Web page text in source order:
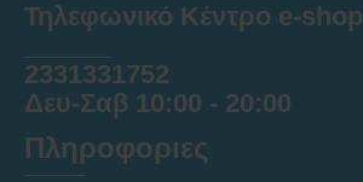
Τηλεφωνικό Κέντρο e-shop
2331331752
Δευ-Σαβ 10:00 - 20:00
Πληροφοριες